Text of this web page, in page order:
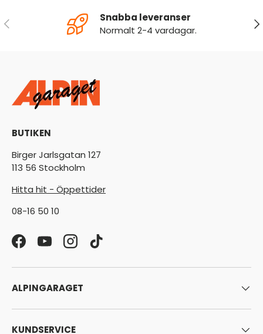
FÖREGÅENDE
Snabba leveranser
Normalt 2-4 vardagar.
BUTIKEN
Birger Jarlsgatan 127
113 56 Stockholm
Hitta hit - Öppettider
08-16 50 10
FacebookYouTubeInstagram
TikTok
ALPINGARAGET
KUNDSERVICE